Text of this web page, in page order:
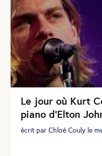
Le jour où Kurt
piano d’Elton
écrit par Chloé Couly le